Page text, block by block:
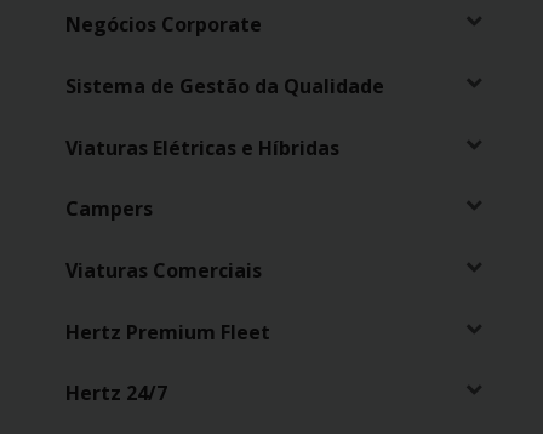
Campanhas
Lojas
Hertz
Negócios Corporate
Sistema de Gestão da Qualidade
Viaturas Elétricas e Híbridas
Campers
Viaturas Comerciais
Hertz Premium Fleet
Hertz 24/7